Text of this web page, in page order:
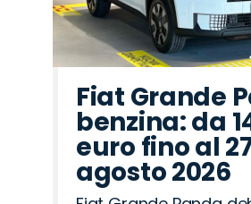
Fiat Grande
benzina: da
euro fino al
agosto 2026